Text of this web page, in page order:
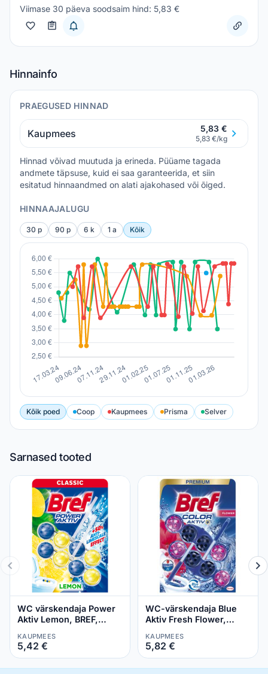
Viimase 30 päeva soodsaim hind: 5,83 €
Hinnainfo
PRAEGUSED HINNAD
Kaupmees 5,83 €
5,83 €/kg
Hinnad võivad muutuda ja erineda. Püüame tagada
andmete täpsuse, kuid ei saa garanteerida, et siin
esitatud hinnaandmed on alati ajakohased või õiged.
HINNAAJALUGU
30 p 90 p 6 k 1 a Kõik
Kõik poed Coop Kaupmees Prisma Selver
Sarnased tooted
WC värskendaja Power
Aktiv Lemon, BREF,
KAUPMEES
5,42 €
WC-värskendaja Blue
Aktiv Fresh Flower,
KAUPMEES
5,82 €